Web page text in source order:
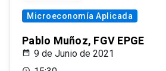
Microeconomía Aplicada
Pablo Muñoz, FGV EPGE
9 de Junio de 2021